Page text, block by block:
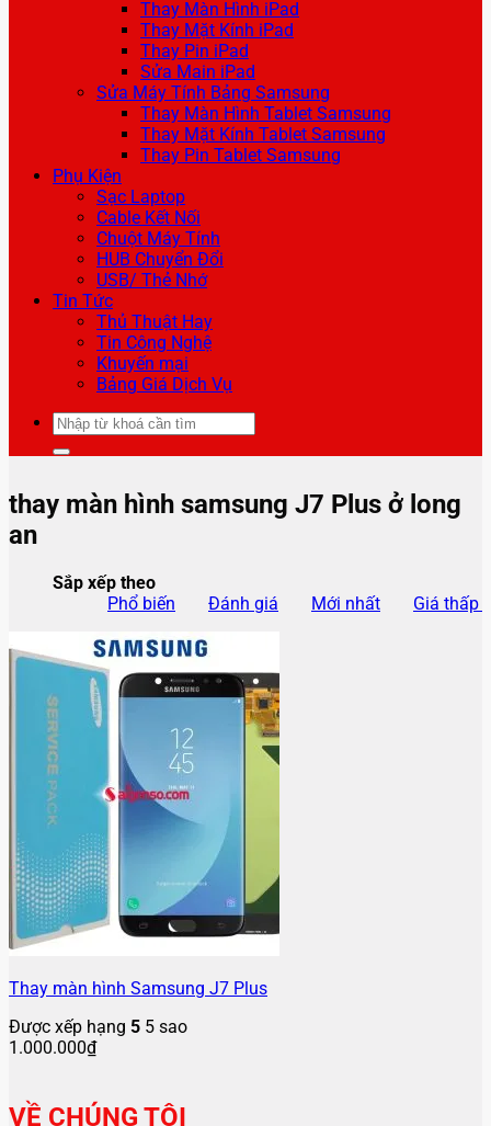
Thay Màn Hình iPad
Thay Mặt Kính iPad
Thay Pin iPad
Sửa Main iPad
Sửa Máy Tính Bảng Samsung
Thay Màn Hình Tablet Samsung
Thay Mặt Kính Tablet Samsung
Thay Pin Tablet Samsung
Phụ Kiện
Sạc Laptop
Cable Kết Nối
Chuột Máy Tính
HUB Chuyển Đổi
USB/ Thẻ Nhớ
Tin Tức
Thủ Thuật Hay
Tin Công Nghệ
Khuyến mại
Bảng Giá Dịch Vụ
Tìm
kiếm:
thay màn hình samsung J7 Plus ở long
an
Sắp xếp theo
Phổ biến
Đánh giá Mới nhất Giá thấp
Thay màn hình Samsung J7 Plus
Được xếp hạng 5 5 sao
1.000.000₫
VỀ CHÚNG TÔI